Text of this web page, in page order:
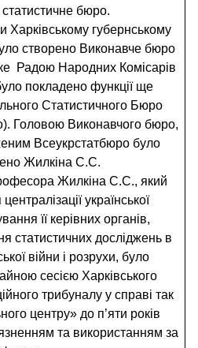
статистичне бюро.
Харківському губернському
створено Виконавче бюро
Радою Народних Комісарів
покладено функції ще
Статистичного Бюро
Головою Виконавчого бюро,
Всеукрстатбюро було
Жилкіна С.С.
Жилкіна С.С., який
української
її керівних органів,
статистичних досліджень в
війни і розрухи, було
сесією Харківського
трибуналу у справі так
центру» до п’яти років
та використанням за